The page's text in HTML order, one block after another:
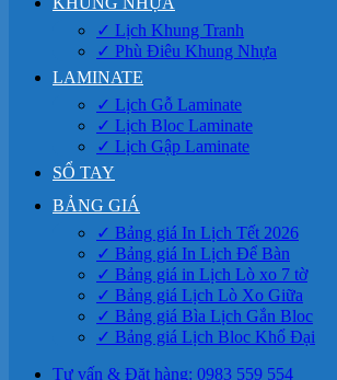
✓ Lịch Khung Tranh
✓ Phù Điêu Khung Nhựa
LAMINATE
✓ Lịch Gỗ Laminate
✓ Lịch Bloc Laminate
✓ Lịch Gập Laminate
SỔ TAY
BẢNG GIÁ
✓ Bảng giá In Lịch Tết 2026
✓ Bảng giá In Lịch Để Bàn
✓ Bảng giá in Lịch Lò xo 7 tờ
✓ Bảng giá Lịch Lò Xo Giữa
✓ Bảng giá Bìa Lịch Gắn Bloc
✓ Bảng giá Lịch Bloc Khổ Đại
Tư vấn & Đặt hàng: 0983 559 554